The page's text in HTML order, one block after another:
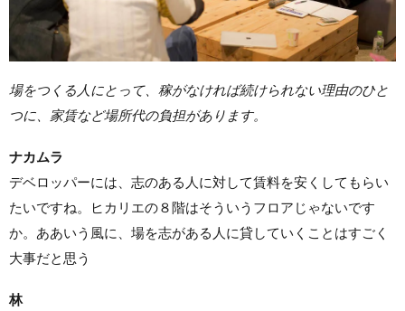
場をつくる人にとって、稼がなければ続けられない理由のひと
つに、家賃など場所代の負担があります。
ナカムラ
デベロッパーには、志のある人に対して賃料を安くしてもらい
たいですね。ヒカリエの８階はそういうフロアじゃないです
か。ああいう風に、場を志がある人に貸していくことはすごく
大事だと思う
林